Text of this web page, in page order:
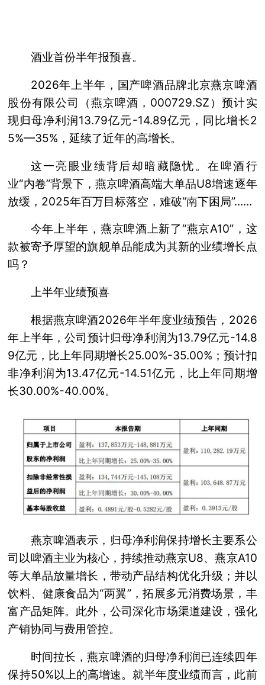
酒业首份半年报预喜。
2026年上半年，国产啤酒品牌北京燕京啤酒
股份有限公司（燕京啤酒，000729.SZ）预计实
现归母净利润13.79亿元-14.89亿元，同比增长2
5%—35%，延续了近年的高增长。
这一亮眼业绩背后却暗藏隐忧。在啤酒行
业“内卷”背景下，燕京啤酒高端大单品U8增速逐年
放缓，2025年百万目标落空，难破“南下困局”......
今年上半年，燕京啤酒上新了“燕京A10”，这
款被寄予厚望的旗舰单品能成为其新的业绩增长点
吗？
上半年业绩预喜
根据燕京啤酒2026年半年度业绩预告，2026
年上半年，公司预计归母净利润为13.79亿元-14.8
9亿元，比上年同期增长25.00%-35.00%；预计扣
非净利润为13.47亿元-14.51亿元，比上年同期增
长30.00%-40.00%。
燕京啤酒表示，归母净利润保持增长主要系公
司以啤酒主业为核心，持续推动燕京U8、燕京A10
等大单品放量增长，带动产品结构优化升级；并以
饮料、健康食品为“两翼”，拓展多元消费场景，丰
富产品矩阵。此外，公司深化市场渠道建设，强化
产销协同与费用管控。
时间拉长，燕京啤酒的归母净利润已连续四年
保持50%以上的高增速。就半年度业绩而言，此前